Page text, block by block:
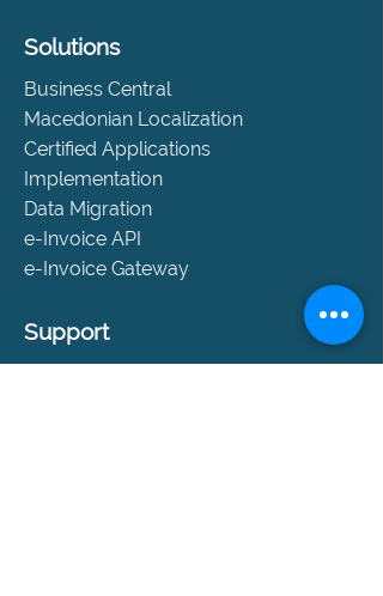
Solutions
Business Central
Macedonian Localization
Certified Applications
Implementation
Data Migration
e-Invoice API
e-Invoice Gateway
Support